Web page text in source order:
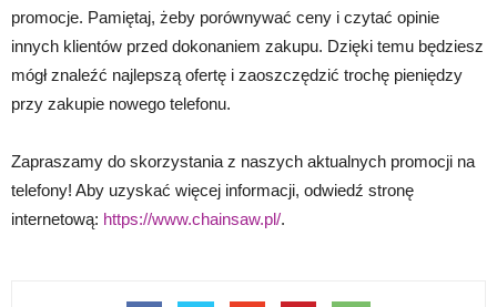
promocje. Pamiętaj, żeby porównywać ceny i czytać opinie
innych klientów przed dokonaniem zakupu. Dzięki temu będziesz
mógł znaleźć najlepszą ofertę i zaoszczędzić trochę pieniędzy
przy zakupie nowego telefonu.
Zapraszamy do skorzystania z naszych aktualnych promocji na
telefony! Aby uzyskać więcej informacji, odwiedź stronę
internetową: https://www.chainsaw.pl/.